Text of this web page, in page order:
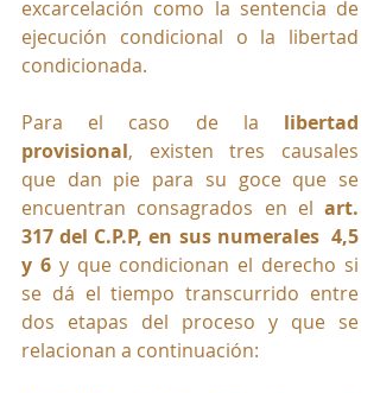
excarcelación como la sentencia de
ejecución condicional o la libertad
condicionada.
Para el caso de la libertad
provisional, existen tres causales
que dan pie para su goce que se
encuentran consagrados en el art.
317 del C.P.P, en sus numerales  4,5
y 6 y que condicionan el derecho si
se dá el tiempo transcurrido entre
dos etapas del proceso y que se
relacionan a continuación: